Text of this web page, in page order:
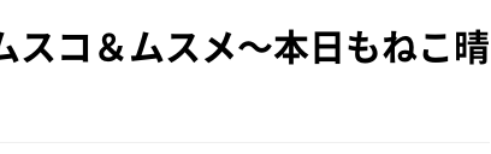
コ＆ムスメ～本日もねこ晴